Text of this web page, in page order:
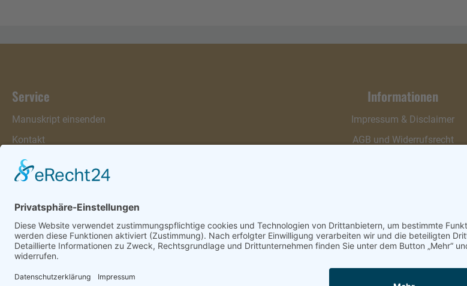
Service
Manuskript einsenden
Kontakt
Warenkorb
Konto
Mein Wunschzettel
Öffentlicher Wunschzettel
Informationen
Impressum & Disclaimer
AGB und Widerrufsrecht
Wie bestellen?